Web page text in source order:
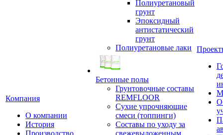
Компания
О компании
История
Производство
Полиуретановый
грунт
Эпоксидный
антистатический
грунт
Полиуретановые лаки
Бетонные полы
Грунтовочные составы
REMFLOOR
Сухие упрочняющие
смеси (топпинги)
Составы по уходу за
свежевыложенным